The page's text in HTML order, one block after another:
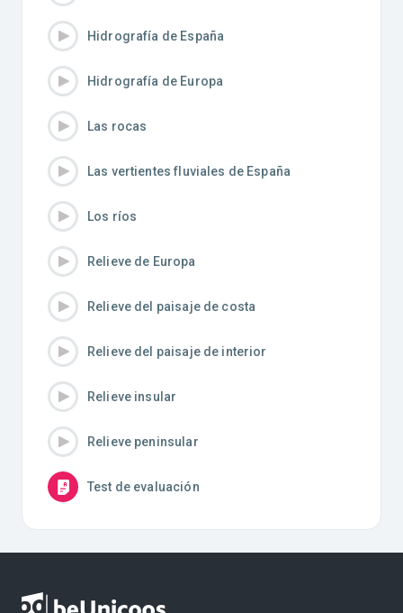
Hidrografía de España
Hidrografía de Europa
Las rocas
Las vertientes fluviales de España
Los ríos
Relieve de Europa
Relieve del paisaje de costa
Relieve del paisaje de interior
Relieve insular
Relieve peninsular
Test de evaluación